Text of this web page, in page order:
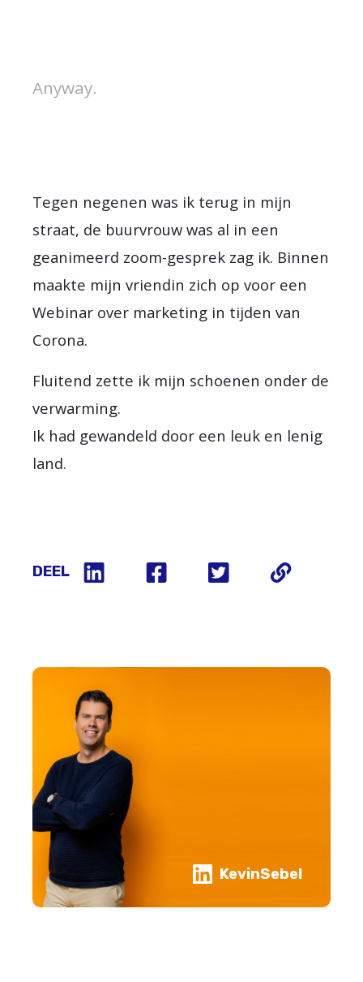
Anyway.
Tegen negenen was ik terug in mijn
straat, de buurvrouw was al in een
geanimeerd zoom-gesprek zag ik. Binnen
maakte mijn vriendin zich op voor een
Webinar over marketing in tijden van
Corona.
Fluitend zette ik mijn schoenen onder de
verwarming.
Ik had gewandeld door een leuk en lenig
land.
DEEL
KevinSebel